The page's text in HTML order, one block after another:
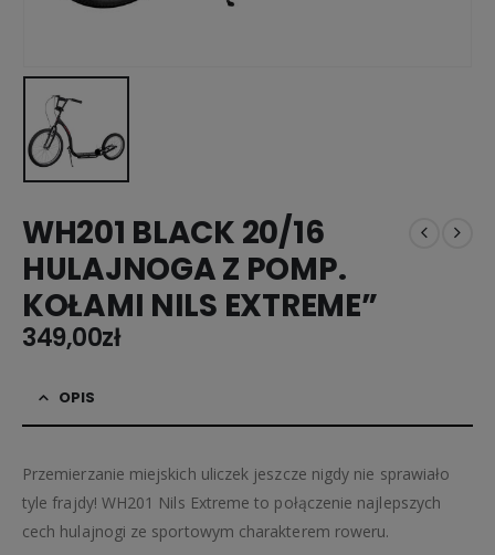
WH201 BLACK 20/16
HULAJNOGA Z POMP.
KOŁAMI NILS EXTREME”
349,00zł
OPIS
Przemierzanie miejskich uliczek jeszcze nigdy nie sprawiało
tyle frajdy! WH201 Nils Extreme to połączenie najlepszych
cech hulajnogi ze sportowym charakterem roweru.